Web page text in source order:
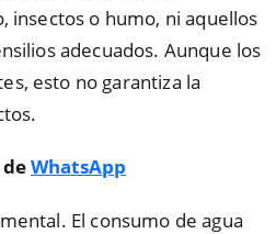
insectos o humo, ni aquellos
adecuados. Aunque los
esto no garantiza la
deWhatsApp
El consumo de agua